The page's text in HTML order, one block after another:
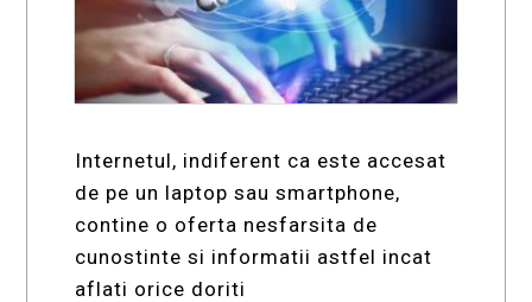
Internetul, indiferent ca este accesat
de pe un laptop sau smartphone,
contine o oferta nesfarsita de
cunostinte si informatii astfel incat
aflati orice doriti